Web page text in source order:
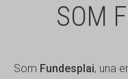
SOM
Som Fundesplai, una